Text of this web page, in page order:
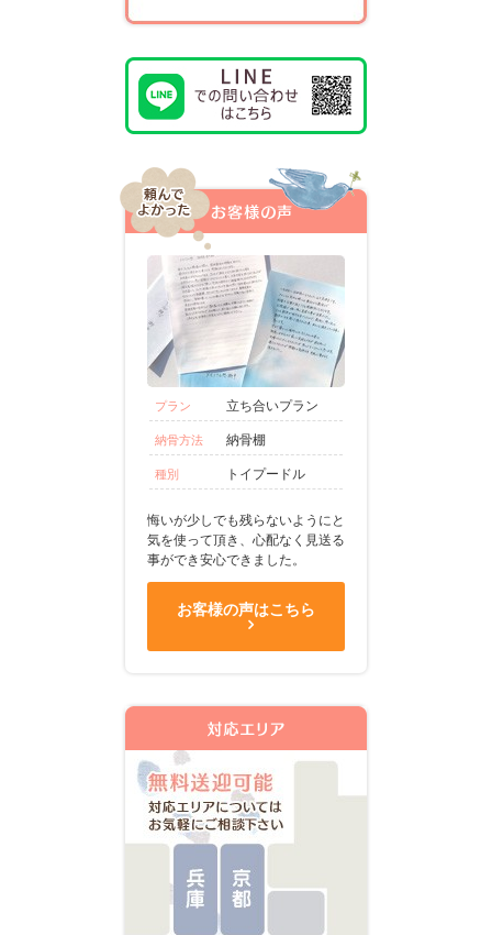
プラン 立ち合いプラン
納骨方法 納骨棚
種別 トイプードル
悔いが少しでも残らないようにと
気を使って頂き、心配なく見送る
事ができ安心できました。
お客様の声はこちら